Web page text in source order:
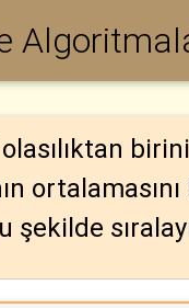
olasılıktan
şekilde